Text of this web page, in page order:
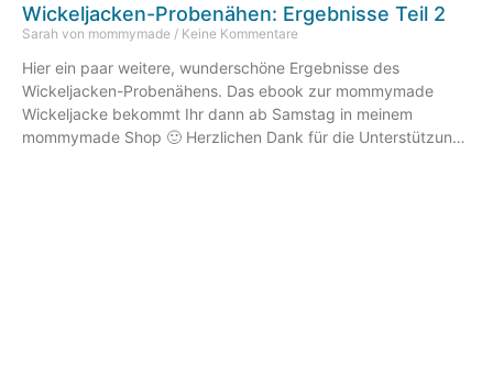
Wickeljacken-Probenähen: Ergebnisse Teil 2
Sarah von mommymade Keine Kommentare
Hier ein paar weitere, wunderschöne Ergebnisse des
Wickeljacken-Probenähens. Das ebook zur mommymade
Wickeljacke bekommt Ihr dann ab Samstag in meinem
mommymade Shop 🙂 Herzlichen Dank für die Unterstützung